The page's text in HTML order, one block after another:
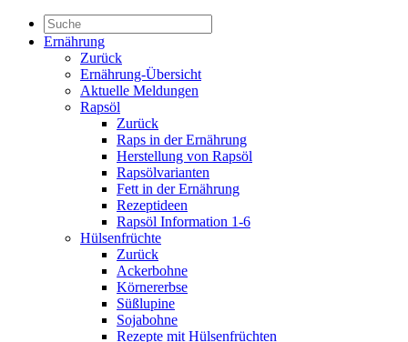
Ernährung
Zurück
Ernährung-Übersicht
Aktuelle Meldungen
Rapsöl
Zurück
Raps in der Ernährung
Herstellung von Rapsöl
Rapsölvarianten
Fett in der Ernährung
Rezeptideen
Rapsöl Information 1-6
Hülsenfrüchte
Zurück
Ackerbohne
Körnererbse
Süßlupine
Sojabohne
Rezepte mit Hülsenfrüchten